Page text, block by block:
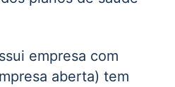
empresa com
aberta) tem